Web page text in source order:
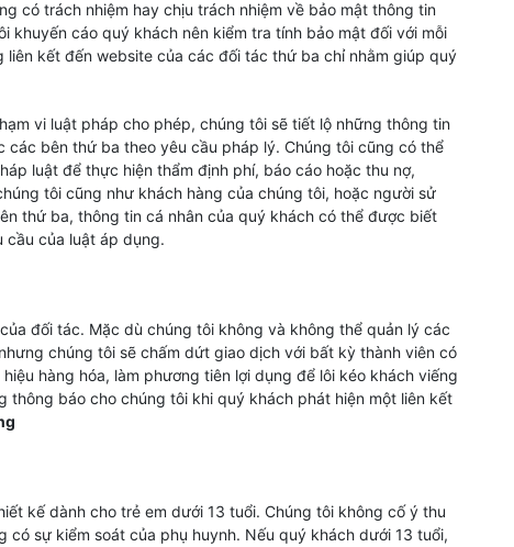
có trách nhiệm hay chịu trách nhiệm về bảo mật thông tin
khuyến cáo quý khách nên kiểm tra tính bảo mật đối với mỗi
kết đến website của các đối tác thứ ba chỉ nhằm giúp quý
vi luật pháp cho phép, chúng tôi sẽ tiết lộ những thông tin
bên thứ ba theo yêu cầu pháp lý. Chúng tôi cũng có thể
luật để thực hiện thẩm định phí, báo cáo hoặc thu nợ,
tôi cũng như khách hàng của chúng tôi, hoặc người sử
thứ ba, thông tin cá nhân của quý khách có thể được biết
cầu của luật áp dụng.
đối tác. Mặc dù chúng tôi không và không thể quản lý các
chúng tôi sẽ chấm dứt giao dịch với bất kỳ thành viên có
hàng hóa, làm phương tiên lợi dụng để lôi kéo khách viếng
thông báo cho chúng tôi khi quý khách phát hiện một liên kết
kế dành cho trẻ em dưới 13 tuổi. Chúng tôi không cố ý thu
sự kiểm soát của phụ huynh. Nếu quý khách dưới 13 tuổi,